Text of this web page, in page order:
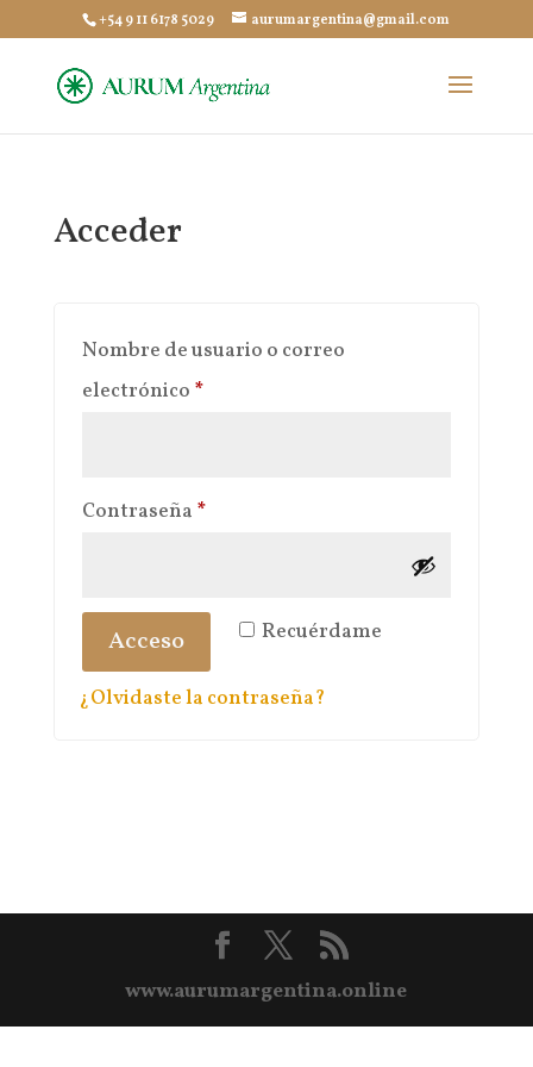
+54 9 11 6178 5029 aurumargentina@gmail.com
Acceder
Nombre de usuario o correo
electrónico *Obligatorio
Contraseña *Obligatorio
Recuérdame
Acceso
¿Olvidaste la contraseña?
www.aurumargentina.online